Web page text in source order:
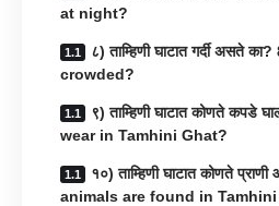
at night?
८) ताम्हिणी घाटात गर्दी असते
crowded?
९) ताम्हिणी घाटात कोणते कपडे
wear in Tamhini Ghat?
१०) ताम्हिणी घाटात कोणते
animals are found in